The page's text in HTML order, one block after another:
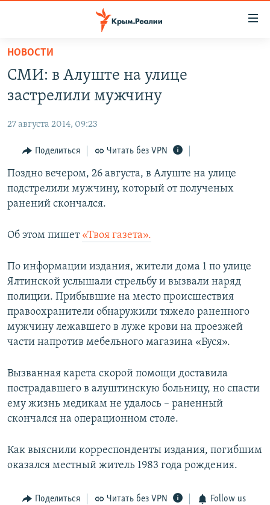
Вернуться
основному
содержанию
Вернутся
навигации
Вернутся
поиску
КАРТА ВОЕННЫХ ОБЪЕКТОВ КРЫМА
11 ЛЕТ ОККУПАЦИИ КРЫМА. 11 ИСТОРИЙ СОПРОТИВЛЕНИЯ
ИСТОРИЯ
ЕЩЕ
ИНТЕРАКТИВ
ИНФОГРАФИКА
СОВЕТЫ ПРАВОЗАЩИТНИКОВ
ПРОПАВШИЕ БЕЗ ВЕСТИ
ПОБЕДИТЕЛЕЙ НЕ СУДЯТ?
КРЫМ.НЕПОКОРЕННЫЙ
ELIFBE
УКРАИНСКАЯ ПРОБЛЕМА КРЫМА
РАДІО СВОБОДА
КАК ОБОЙТИ БЛОКИРОВКУ
Українською
ПРИСОЕДИНЯЙТЕСЬ!
НОВОСТИ
СМИ: в Алуште на улице
застрелили мужчину
27 августа 2014, 09:23
Поделиться Читать без VPN
Поздно вечером, 26 августа, в Алуште на улице
подстрелили мужчину, который от полученых
ранений скончался.
Об этом пишет «Твоя газета».
По информации издания, жители дома 1 по улице
Ялтинской услышали стрельбу и вызвали наряд
полиции. Прибывшие на место происшествия
правоохранители обнаружили тяжело раненного
мужчину лежавшего в луже крови на проезжей
части напротив мебельного магазина «Буся».
Вызванная карета скорой помощи доставила
пострадавшего в алуштинскую больницу, но спасти
ему жизнь медикам не удалось – раненный
скончался на операционном столе.
Как выяснили корреспонденты издания, погибшим
оказался местный житель 1983 года рождения.
Поделиться Читать без VPN Follow us